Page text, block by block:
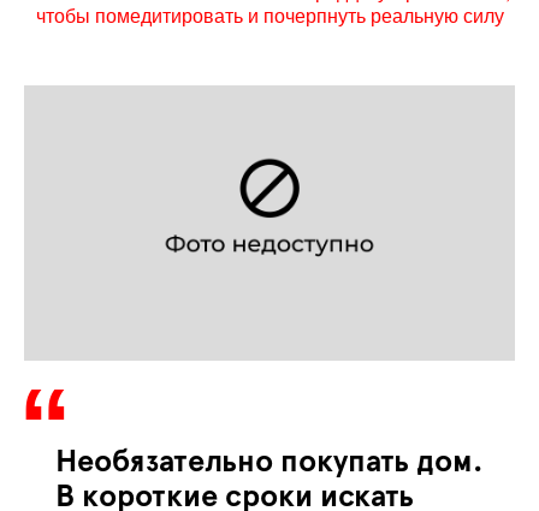
чтобы помедитировать и почерпнуть реальную силу
Необязательно покупать дом.
В короткие сроки искать